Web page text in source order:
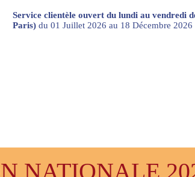
Service clientèle ouvert du lundi au vendredi
Paris) du 01 Juillet 2026 au 18 Décembre 2026
NATIONALE